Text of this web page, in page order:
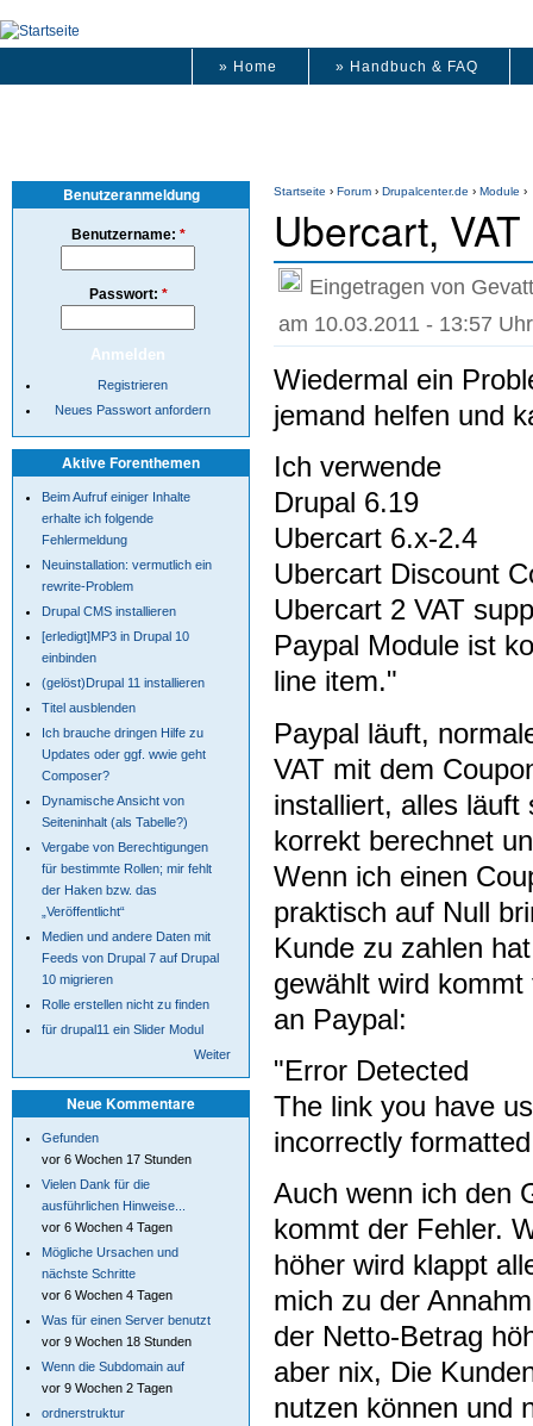
» Home » Handbuch & FAQ
Startseite › Forum › Drupalcenter.de › Module ›
Ubercart,
Eingetragen von
am 10.03.2011 - 13:57 Uhr
Wiedermal ein
jemand helfen und
Ich verwende
Drupal 6.19
Ubercart 6.x-2.4
Ubercart Discount
Ubercart 2 VAT
Paypal Module ist
line item."
Paypal läuft,
VAT mit dem
installiert, alles läuft
korrekt berechnet
Wenn ich einen
praktisch auf Null
Kunde zu zahlen
gewählt wird
an Paypal:
"Error Detected
The link you have
incorrectly
Auch wenn ich den
kommt der Fehler.
höher wird klappt
mich zu der
der Netto-Betrag
aber nix, Die
nutzen können und
Benutzeranmeldung
Benutzername: *
Passwort: *
Registrieren
Neues Passwort anfordern
Aktive Forenthemen
Beim Aufruf einiger Inhalte
erhalte ich folgende
Fehlermeldung
Neuinstallation: vermutlich ein
rewrite-Problem
Drupal CMS installieren
[erledigt]MP3 in Drupal 10
einbinden
(gelöst)Drupal 11 installieren
Titel ausblenden
Ich brauche dringen Hilfe zu
Updates oder ggf. wwie geht
Composer?
Dynamische Ansicht von
Seiteninhalt (als Tabelle?)
Vergabe von Berechtigungen
für bestimmte Rollen; mir fehlt
der Haken bzw. das
„Veröffentlicht“
Medien und andere Daten mit
Feeds von Drupal 7 auf Drupal
10 migrieren
Rolle erstellen nicht zu finden
für drupal11 ein Slider Modul
Weiter
Neue Kommentare
Gefunden
vor 6 Wochen 17 Stunden
Vielen Dank für die
ausführlichen Hinweise...
vor 6 Wochen 4 Tagen
Mögliche Ursachen und
nächste Schritte
vor 6 Wochen 4 Tagen
Was für einen Server benutzt
vor 9 Wochen 18 Stunden
Wenn die Subdomain auf
vor 9 Wochen 2 Tagen
ordnerstruktur